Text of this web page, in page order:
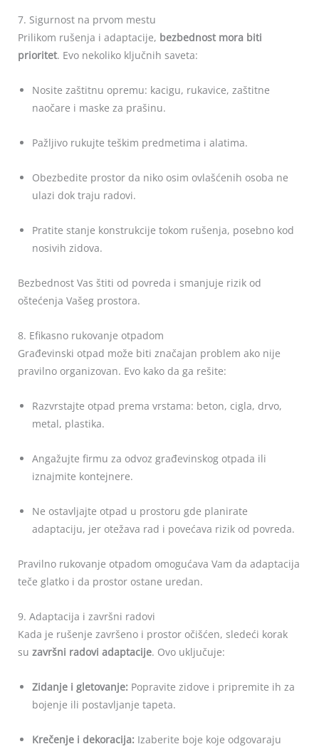
7. Sigurnost na prvom mestu
Prilikom rušenja i adaptacije, bezbednost mora biti
prioritet. Evo nekoliko ključnih saveta:
Nosite zaštitnu opremu: kacigu, rukavice, zaštitne
naočare i maske za prašinu.
Pažljivo rukujte teškim predmetima i alatima.
Obezbedite prostor da niko osim ovlašćenih osoba ne
ulazi dok traju radovi.
Pratite stanje konstrukcije tokom rušenja, posebno kod
nosivih zidova.
Bezbednost Vas štiti od povreda i smanjuje rizik od
oštećenja Vašeg prostora.
8. Efikasno rukovanje otpadom
Građevinski otpad može biti značajan problem ako nije
pravilno organizovan. Evo kako da ga rešite:
Razvrstajte otpad prema vrstama: beton, cigla, drvo,
metal, plastika.
Angažujte firmu za odvoz građevinskog otpada ili
iznajmite kontejnere.
Ne ostavljajte otpad u prostoru gde planirate
adaptaciju, jer otežava rad i povećava rizik od povreda.
Pravilno rukovanje otpadom omogućava Vam da adaptacija
teče glatko i da prostor ostane uredan.
9. Adaptacija i završni radovi
Kada je rušenje završeno i prostor očišćen, sledeći korak
su završni radovi adaptacije. Ovo uključuje:
Zidanje i gletovanje: Popravite zidove i pripremite ih za
bojenje ili postavljanje tapeta.
Krečenje i dekoracija: Izaberite boje koje odgovaraju